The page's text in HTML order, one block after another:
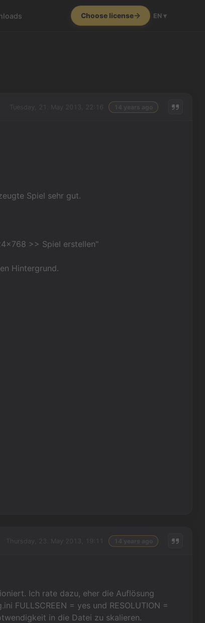
Choose license EN ▾
Spiel sehr gut.
>> Spiel erstellen"
Hintergrund.
Ich rate dazu, eher die Auflösung
FULLSCREEN = yes und RESOLUTION =
in die Datei zu skalieren.